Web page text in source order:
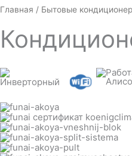
Главная / Бытовые
Белый Чёрный
Количество
Funai
серия
I-
AK25HP.D01